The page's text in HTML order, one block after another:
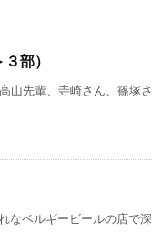
部）
山先輩、寺崎さん、篠塚
なベルギービールの店で